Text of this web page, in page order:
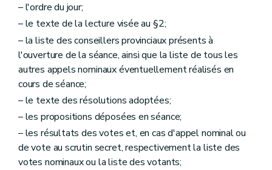
– l'ordre du jour;
– le texte de la lecture visée au §2;
– la liste des conseillers provinciaux présents à
l'ouverture de la séance, ainsi que la liste de tous les
autres appels nominaux éventuellement réalisés en
cours de séance;
– le texte des résolutions adoptées;
– les propositions déposées en séance;
– les résultats des votes et, en cas d'appel nominal ou
de vote au scrutin secret, respectivement la liste des
votes nominaux ou la liste des votants;